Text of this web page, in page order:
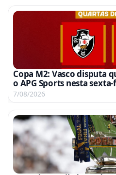
Copa M2: Vasco disputa
o APG Sports nesta
7/08/2026